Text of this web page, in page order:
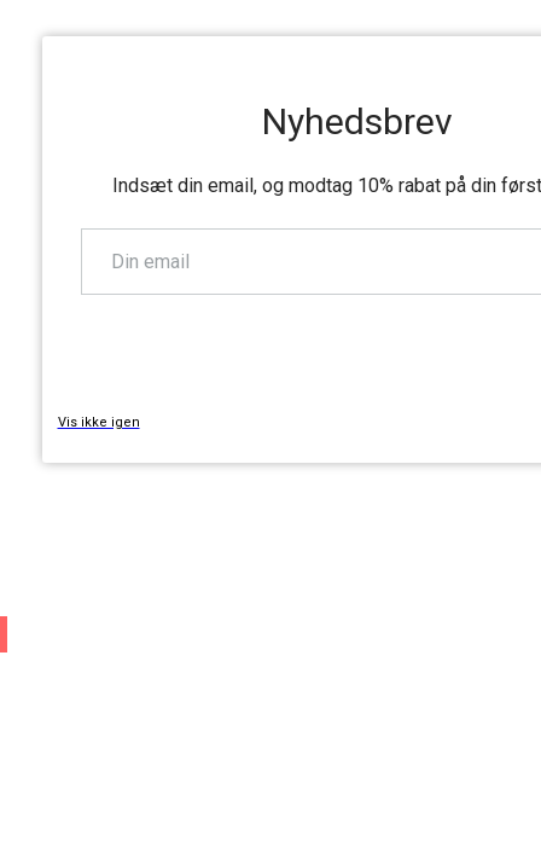
Nyhedsbrev
Indsæt din email, og modtag 10% rabat på din
Vis ikke igen